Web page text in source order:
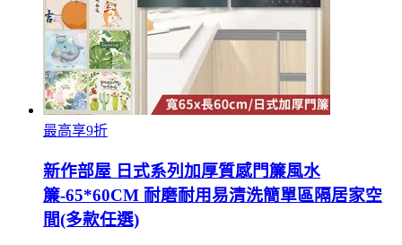
最高享9折
新作部屋 日式系列加厚質感門簾風水
簾-65*60CM 耐磨耐用易清洗簡單區隔居家空
間(多款任選)